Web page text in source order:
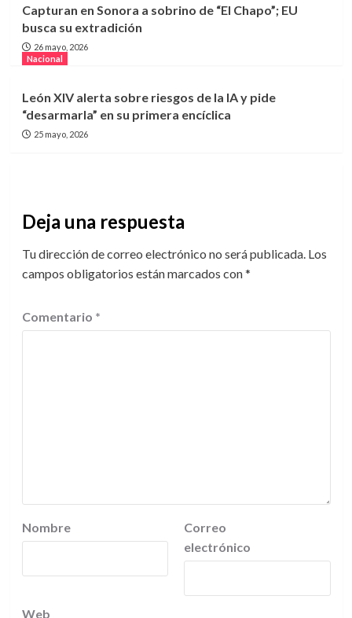
Capturan en Sonora a sobrino de “El Chapo”; EU
busca su extradición
26 mayo, 2026
Nacional
León XIV alerta sobre riesgos de la IA y pide
“desarmarla” en su primera encíclica
25 mayo, 2026
Deja una respuesta
Tu dirección de correo electrónico no será publicada. Los
campos obligatorios están marcados con*
Comentario *
Nombre
Correo
electrónico
Web